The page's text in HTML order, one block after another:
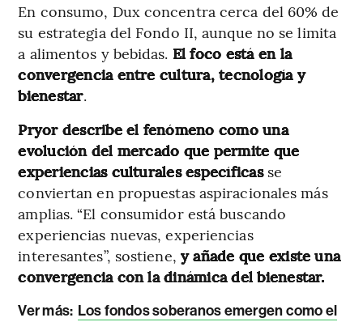
En consumo, Dux concentra cerca del 60% de
su estrategia del Fondo II, aunque no se limita
a alimentos y bebidas. El foco está en la
convergencia entre cultura, tecnología y
bienestar.
Pryor describe el fenómeno como una
evolución del mercado que permite que
experiencias culturales específicasse
conviertan en propuestas aspiracionales más
amplias. “El consumidor está buscando
experiencias nuevas, experiencias
interesantes”, sostiene, y añade que existe una
convergencia con la dinámica del bienestar.
Ver más: Los fondos soberanos emergen como el